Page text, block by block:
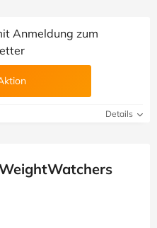
Anmeldung zum
Details